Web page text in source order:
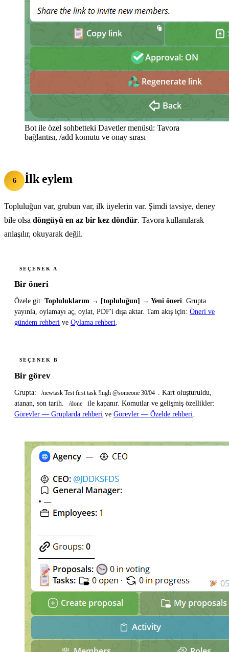
Bot ile özel sohbetteki Davetler menüsü: Tavora
bağlantısı, /add komutu ve onay sırası
6 İlk eylem
Topluluğun var, grubun var, ilk üyelerin var. Şimdi tavsiye, deney
bile olsa döngüyü en az bir kez döndür. Tavora kullanılarak
anlaşılır, okuyarak değil.
SEÇENEK A
Bir öneri
Özele git: Topluluklarım → [topluluğun] → Yeni öneri. Grupta
yayınla, oylamayı aç, oylat, PDF'i dışa aktar. Tam akış için: Öneri ve
gündem rehberi ve Oylama rehberi.
SEÇENEK B
Bir görev
Grupta: /newtask Test first task !high @someone 30/04
. Kart oluşturuldu,
atanan, son tarih.
/done
ile kapanır. Komutlar ve gelişmiş özellikler:
Görevler — Gruplarda rehberi ve Görevler — Özelde rehberi